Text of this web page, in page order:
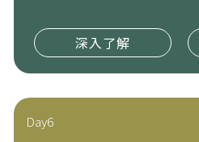
深入了解
Day6